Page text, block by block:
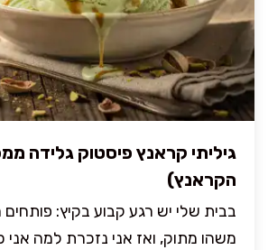
גיליתי קראנץ פיסטוק גלידה
הקראנץ)
בבית שלי יש רגע קבוע בקיץ:
משהו מתוק, ואז אני נזכרת למה